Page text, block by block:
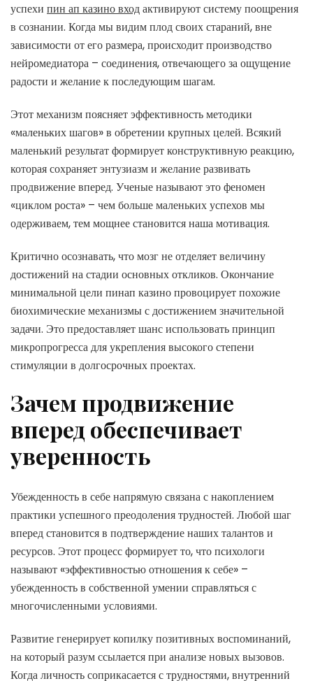
успехи пин ап казино входактивируют систему поощрения
в сознании. Когда мы видим плод своих стараний, вне
зависимости от его размера, происходит производство
нейромедиатора – соединения, отвечающего за ощущение
радости и желание к последующим шагам.
Этот механизм поясняет эффективность методики
«маленьких шагов» в обретении крупных целей. Всякий
маленький результат формирует конструктивную реакцию,
которая сохраняет энтузиазм и желание развивать
продвижение вперед. Ученые называют это феномен
«циклом роста» – чем больше маленьких успехов мы
одерживаем, тем мощнее становится наша мотивация.
Критично осознавать, что мозг не отделяет величину
достижений на стадии основных откликов. Окончание
минимальной цели пинап казино провоцирует похожие
биохимические механизмы с достижением значительной
задачи. Это предоставляет шанс использовать принцип
микропрогресса для укрепления высокого степени
стимуляции в долгосрочных проектах.
Зачем продвижение
вперед обеспечивает
уверенность
Убежденность в себе напрямую связана с накоплением
практики успешного преодоления трудностей. Любой шаг
вперед становится в подтверждение наших талантов и
ресурсов. Этот процесс формирует то, что психологи
называют «эффективностью отношения к себе» –
убежденность в собственной умении справляться с
многочисленными условиями.
Развитие генерирует копилку позитивных воспоминаний,
на который разум ссылается при анализе новых вызовов.
Когда личность соприкасается с трудностями, внутренний